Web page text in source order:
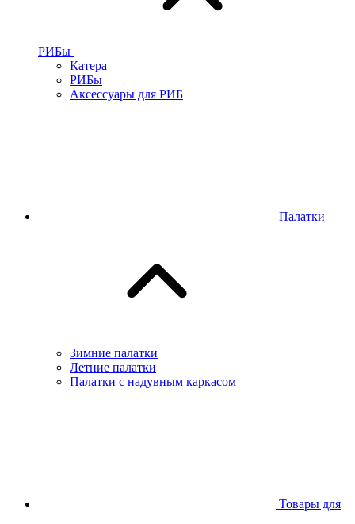
РИБы
Катера
РИБы
Аксессуары для РИБ
Палатки
Зимние палатки
Летние палатки
Палатки с надувным каркасом
Товары для